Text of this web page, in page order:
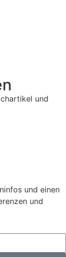
und
und einen
und